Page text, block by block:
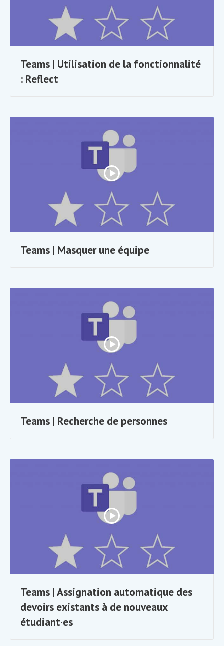
Teams | Utilisation de la fonctionnalité
: Reflect
Teams | Masquer une équipe
Teams | Recherche de personnes
Teams | Assignation automatique des
devoirs existants à de nouveaux
étudiant·es